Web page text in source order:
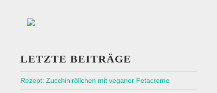
LETZTE BEITRÄGE
Rezept: Zucchiniröllchen mit veganer Fetacreme